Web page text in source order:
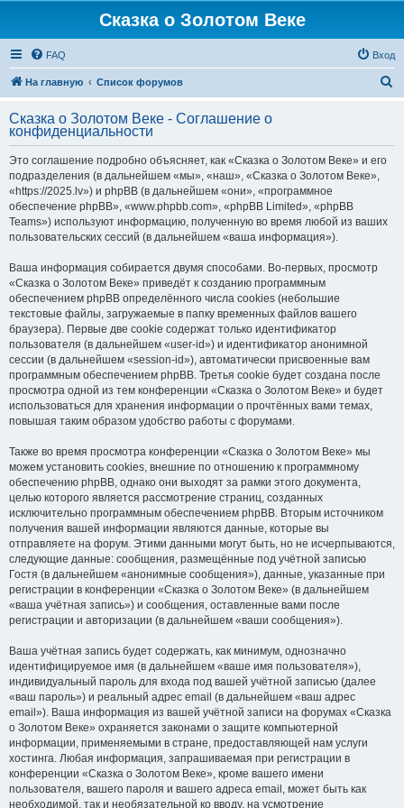
Сказка о Золотом Веке
FAQ Вход
На главную Список форумов
с
Сказка о Золотом Веке - Соглашение о
конфиденциальности
Это соглашение подробно объясняет, как «Сказка о Золотом Веке» и его
подразделения (в дальнейшем «мы», «наш», «Сказка о Золотом Веке»,
«https://2025.lv») и phpBB (в дальнейшем «они», «программное
обеспечение phpBB», «www.phpbb.com», «phpBB Limited», «phpBB
Teams») используют информацию, полученную во время любой из ваших
пользовательских сессий (в дальнейшем «ваша информация»).
Ваша информация собирается двумя способами. Во-первых, просмотр
«Сказка о Золотом Веке» приведёт к созданию программным
обеспечением phpBB определённого числа cookies (небольшие
текстовые файлы, загружаемые в папку временных файлов вашего
браузера). Первые две cookie содержат только идентификатор
пользователя (в дальнейшем «user-id») и идентификатор анонимной
сессии (в дальнейшем «session-id»), автоматически присвоенные вам
программным обеспечением phpBB. Третья cookie будет создана после
просмотра одной из тем конференции «Сказка о Золотом Веке» и будет
использоваться для хранения информации о прочтённых вами темах,
повышая таким образом удобство работы с форумами.
Также во время просмотра конференции «Сказка о Золотом Веке» мы
можем установить cookies, внешние по отношению к программному
обеспечению phpBB, однако они выходят за рамки этого документа,
целью которого является рассмотрение страниц, созданных
исключительно программным обеспечением phpBB. Вторым источником
получения вашей информации являются данные, которые вы
отправляете на форум. Этими данными могут быть, но не исчерпываются,
следующие данные: сообщения, размещённые под учётной записью
Гостя (в дальнейшем «анонимные сообщения»), данные, указанные при
регистрации в конференции «Сказка о Золотом Веке» (в дальнейшем
«ваша учётная запись») и сообщения, оставленные вами после
регистрации и авторизации (в дальнейшем «ваши сообщения»).
Ваша учётная запись будет содержать, как минимум, однозначно
идентифицируемое имя (в дальнейшем «ваше имя пользователя»),
индивидуальный пароль для входа под вашей учётной записью (далее
«ваш пароль») и реальный адрес email (в дальнейшем «ваш адрес
email»). Ваша информация из вашей учётной записи на форумах «Сказка
о Золотом Веке» охраняется законами о защите компьютерной
информации, применяемыми в стране, предоставляющей нам услуги
хостинга. Любая информация, запрашиваемая при регистрации в
конференции «Сказка о Золотом Веке», кроме вашего имени
пользователя, вашего пароля и вашего адреса email, может быть как
необходимой, так и необязательной ко вводу, на усмотрение